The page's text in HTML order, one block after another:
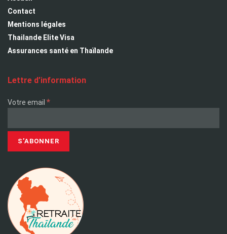
Contact
Mentions légales
Thailande Elite Visa
Assurances santé en Thaïlande
Lettre d’information
Votre email *